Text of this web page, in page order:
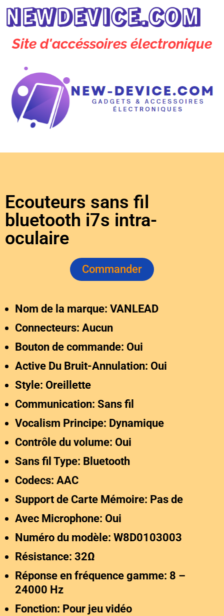
NEWDEVICE.COM
Site d'accéssoires électronique
Ecouteurs sans fil
bluetooth i7s intra-
oculaire
Commander
Nom de la marque: VANLEAD
Connecteurs: Aucun
Bouton de commande: Oui
Active Du Bruit-Annulation: Oui
Style: Oreillette
Communication: Sans fil
Vocalism Principe: Dynamique
Contrôle du volume: Oui
Sans fil Type: Bluetooth
Codecs: AAC
Support de Carte Mémoire: Pas de
Avec Microphone: Oui
Numéro du modèle: W8D0103003
Résistance: 32Ω
Réponse en fréquence gamme: 8 –
24000 Hz
Fonction: Pour jeu vidéo